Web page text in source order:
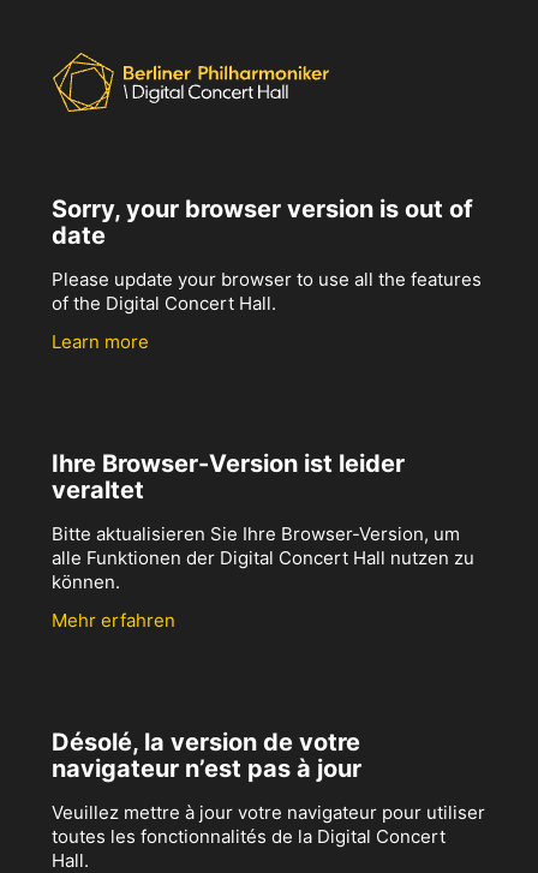
Sorry, your browser version is out of
date
Please update your browser to use all the features
of the Digital Concert Hall.
Learn more
Ihre Browser-Version ist leider
veraltet
Bitte aktualisieren Sie Ihre Browser-Version, um
alle Funktionen der Digital Concert Hall nutzen zu
können.
Mehr erfahren
Désolé, la version de votre
navigateur n’est pas à jour
Veuillez mettre à jour votre navigateur pour utiliser
toutes les fonctionnalités de la Digital Concert
Hall.